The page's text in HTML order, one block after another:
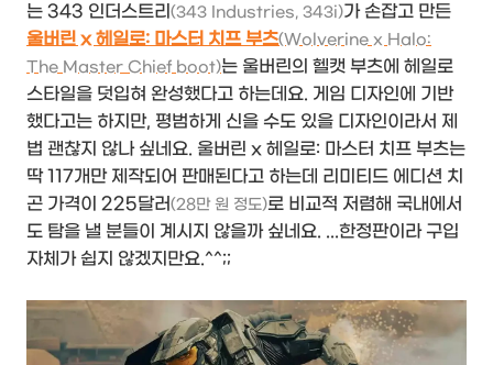
는 343 인더스트리 (343 Industries, 343i)가 손잡고 만든
울버린 x 헤일로: 마스터 치프 부츠(Wolverine x Halo:
The Master Chief boot)는 울버린의 헬캣 부츠에 헤일로
스타일을 덧입혀 완성했다고 하는데요. 게임 디자인에 기반
했다고는 하지만, 평범하게 신을 수도 있을 디자인이라서 제
법 괜찮지 않나 싶네요. 울버린 x 헤일로: 마스터 치프 부츠는
딱 117개만 제작되어 판매된다고 하는데 리미티드 에디션 치
곤 가격이 225달러(28만 원 정도)로 비교적 저렴해 국내에서
도 탐을 낼 분들이 계시지 않을까 싶네요. ...한정판이라 구입
자체가 쉽지 않겠지만요.^^;;